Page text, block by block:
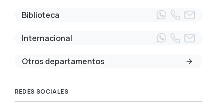
Biblioteca
Internacional
Otros departamentos
REDES SOCIALES